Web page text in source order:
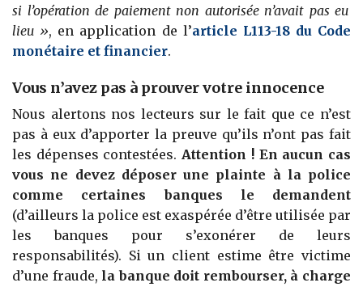
si l’opération de paiement non autorisée n’avait pas eu
lieu », en application de l’article L113-18 du Code
monétaire et financier.
Vous n’avez pas à prouver votre innocence
Nous alertons nos lecteurs sur le fait que ce n’est
pas à eux d’apporter la preuve qu’ils n’ont pas fait
les dépenses contestées.Attention ! En aucun cas
vous ne devez déposer une plainte à la police
comme certaines banques le demandent
(d’ailleurs la police est exaspérée d’être utilisée par
les banques pour s’exonérer de leurs
responsabilités). Si un client estime être victime
d’une fraude, la banque doit rembourser, à charge